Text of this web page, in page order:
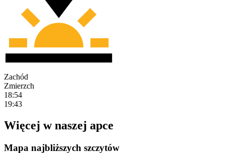
Zachód
Zmierzch
18:54
19:43
Więcej w naszej apce
Mapa najbliższych szczytów